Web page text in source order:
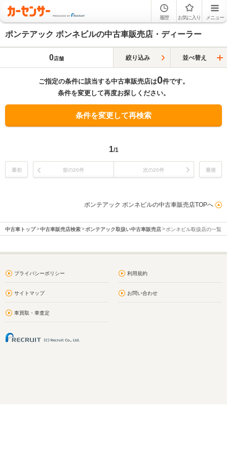
履歴 お気に入り メニュー
ポンテアック ボンネビルの中古車販売店・ディーラー
0店舗 絞り込み 並べ替え
ご指定の条件に該当する中古車販売店は0件です。
条件を変更して再度お探しください。
条件を変更して再検索
1/1
最初 前の20件 次の20件 最後
ポンテアック ボンネビルの中古車販売店TOPへ
中古車トップ 中古車販売店検索 ポンテアック取扱い中古車販売店 ボンネビル取扱店の一覧
プライバシーポリシー 利用規約
サイトマップ お問い合わせ
車買取・車査定